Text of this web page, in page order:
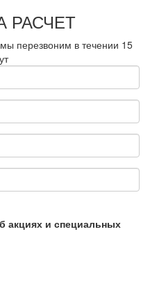
РАСЧЕТ
перезвоним в течении 15
акциях и специальных